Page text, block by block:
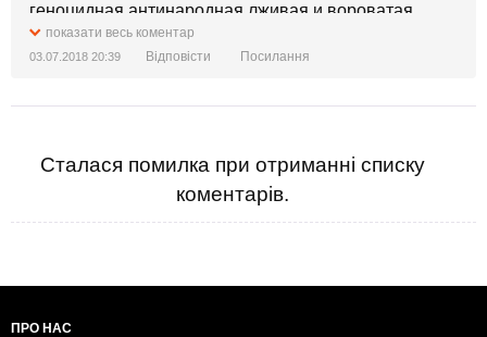
геноцидная антинародная лживая и вороватая
власть.И это в период иностранной агрессии против
Украины.
показати весь коментар
03.07.2018 20:39 Відповісти Посилання
Сталася помилка при отриманні списку
коментарів.
ПРО НАС